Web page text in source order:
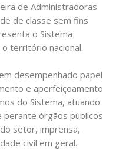
de Administradoras
de classe sem fins
o Sistema
território nacional.
desempenhado papel
e aperfeiçoamento
do Sistema, atuando
perante órgãos públicos
setor, imprensa,
civil em geral.